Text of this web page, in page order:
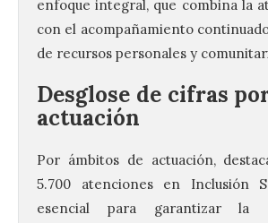
enfoque integral, que combina la
con el acompañamiento
de recursos personales y
Desglose de cifras
actuación
Por ámbitos de actuación,
5.700 atenciones en Inclusión
esencial para garantizar la